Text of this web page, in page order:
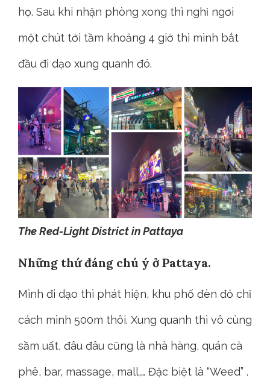
họ. Sau khi nhận phòng xong thì nghỉ ngơi
một chút tới tầm khoảng 4 giờ thì mình bắt
đầu đi dạo xung quanh đó.
The Red-Light District in Pattaya
Những thứ đáng chú ý ở Pattaya.
Mình đi dạo thì phát hiện, khu phố đèn đỏ chỉ
cách mình 500m thôi. Xung quanh thì vô cùng
sầm uất, đâu đâu cũng là nhà hàng, quán cà
phê, bar, massage, mall,… Đặc biệt là “Weed” .